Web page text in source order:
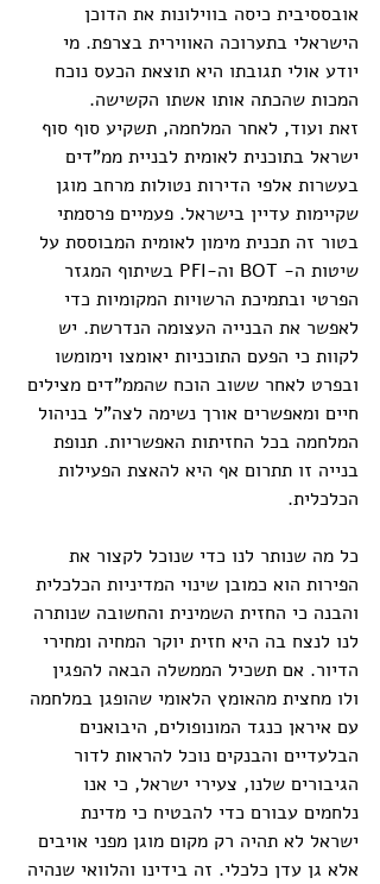
אובססיבית כיסה בווילונות את הדוכן
הישראלי בתערוכה האווירית בצרפת. מי
יודע אולי תגובתו היא תוצאת הכעס נוכח
המכות שהכתה אותו אשתו הקשישה.
זאת ועוד, לאחר המלחמה, תשקיע סוף סוף
ישראל בתוכנית לאומית לבניית ממ"דים
בעשרות אלפי הדירות נטולות מרחב מוגן
שקיימות עדיין בישראל. פעמיים פרסמתי
בטור זה תכנית מימון לאומית המבוססת על
שיטות ה- BOT וה-PFI בשיתוף המגזר
הפרטי ובתמיכת הרשויות המקומיות כדי
לאפשר את הבנייה העצומה הנדרשת. יש
לקוות כי הפעם התוכניות יאומצו וימומשו
ובפרט לאחר ששוב הוכח שהממ"דים מצילים
חיים ומאפשרים אורך נשימה לצה"ל בניהול
המלחמה בכל החזיתות האפשריות. תנופת
בנייה זו תתרום אף היא להאצת הפעילות
הכלכלית.
כל מה שנותר לנו כדי שנוכל לקצור את
הפירות הוא כמובן שינוי המדיניות הכלכלית
והבנה כי החזית השמינית והחשובה שנותרה
לנו לנצח בה היא חזית יוקר המחיה ומחירי
הדיור. אם תשכיל הממשלה הבאה להפגין
ולו מחצית מהאומץ הלאומי שהופגן במלחמה
עם איראן כנגד המונופולים, היבואנים
הבלעדיים והבנקים נוכל להראות לדור
הגיבורים שלנו, צעירי ישראל, כי אנו
נלחמים עבורם כדי להבטיח כי מדינת
ישראל לא תהיה רק מקום מוגן מפני אויבים
אלא גן עדן כלכלי. זה בידינו והלוואי שנהיה